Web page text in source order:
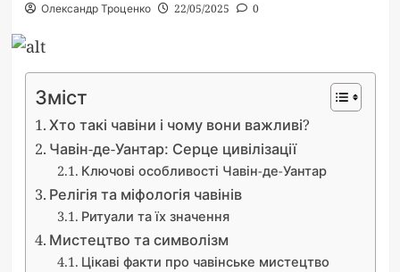
Олександр Троценко 22/05/2025 0
Зміст
Хто такі чавіни і чому вони важливі?
Чавін-де-Уантар: Серце цивілізації
Ключові особливості Чавін-де-Уантар
Релігія та міфологія чавінів
Ритуали та їх значення
Мистецтво та символізм
Цікаві факти про чавінське мистецтво